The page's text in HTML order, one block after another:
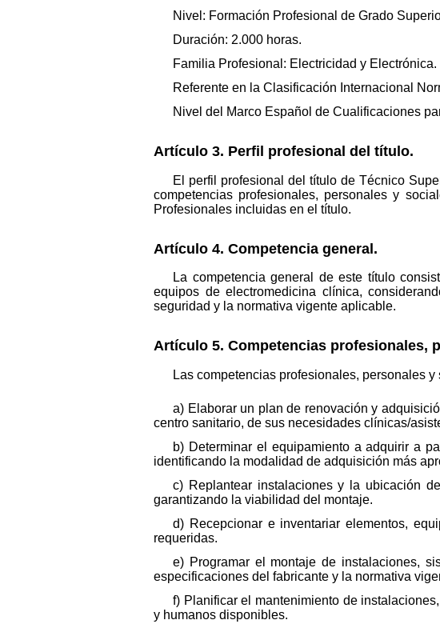
Nivel: Formación Profesional de Grado
Duración: 2.000 horas.
Familia Profesional: Electricidad y Electrónica.
Referente en la Clasificación Internacional
Nivel del Marco Español de Cualificaciones
Artículo 3. Perfil profesional del título.
El perfil profesional del título de Técnico
competencias profesionales, personales y
Profesionales incluidas en el título.
Artículo 4. Competencia general.
La competencia general de este título
equipos de electromedicina clínica,
seguridad y la normativa vigente aplicable.
Artículo 5. Competencias profesionales,
Las competencias profesionales, personales
a) Elaborar un plan de renovación y
centro sanitario, de sus necesidades clínicas/
b) Determinar el equipamiento a adquirir a
identificando la modalidad de adquisición más
c) Replantear instalaciones y la ubicación
garantizando la viabilidad del montaje.
d) Recepcionar e inventariar elementos,
requeridas.
e) Programar el montaje de instalaciones,
especificaciones del fabricante y la normativa
f) Planificar el mantenimiento de
y humanos disponibles.